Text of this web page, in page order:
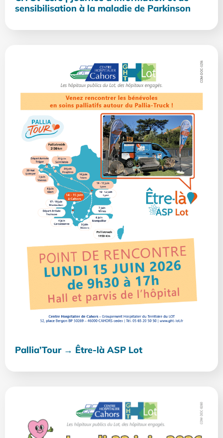
sensibilisation à la maladie de Parkinson
Pallia’Tour → Être-là ASP Lot